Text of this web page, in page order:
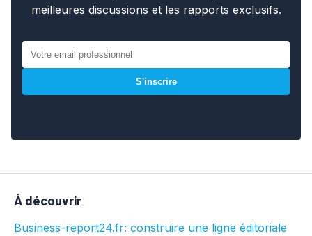
meilleures discussions et les rapports exclusifs.
S'inscrire
À découvrir
Business-report24.fr: construire une ligne éditoriale